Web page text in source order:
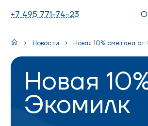
+7 495 771-74-23 О
Новости Новая 10% сметана
Новая
Экомилк